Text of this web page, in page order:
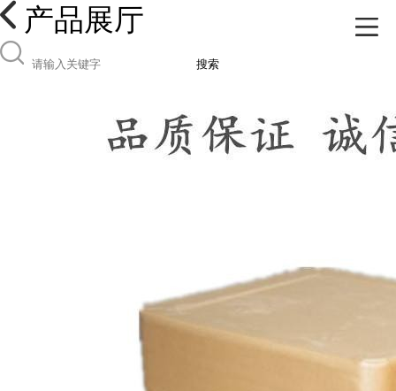
产品展厅
搜索